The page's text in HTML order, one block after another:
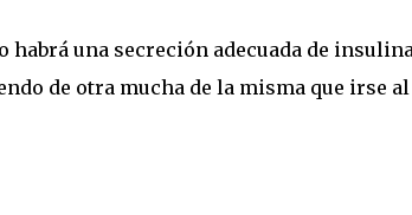
habrá una secreción adecuada de
de otra mucha de la misma que irse